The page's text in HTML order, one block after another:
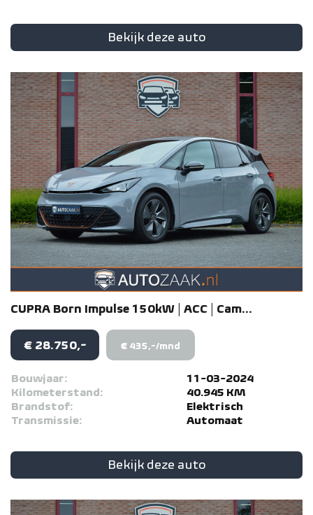
Bekijk deze auto
CUPRA Born Impulse 150kW | ACC | Cam...
€ 28.750,- € 435,-/mnd
Bouwjaar:
11-03-2024
Kilometerstand:
40.945 KM
Brandstof:
Elektrisch
Transmissie:
Automaat
Bekijk deze auto